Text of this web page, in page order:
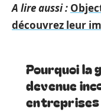
A lire aussi :
découvrez leur
Pourquoi la
devenue
entreprises